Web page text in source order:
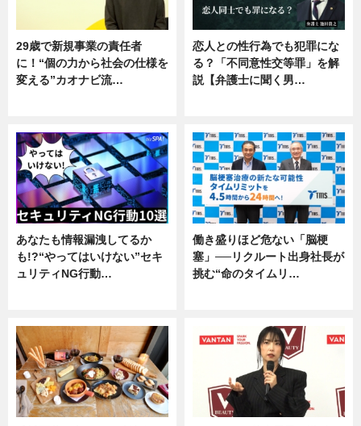
29歳で新規事業の責任者
に！“個の力から社会の仕様を
変える”カオナビ流…
恋人との性行為でも犯罪にな
る？「不同意性交等罪」を解
説【弁護士に聞く男…
あなたも情報漏洩してるか
も!?“やってはいけない”セキ
ュリティNG行動…
働き盛りほど危ない「脳梗
塞」──リクルート出身社長が
挑む“命のタイムリ…